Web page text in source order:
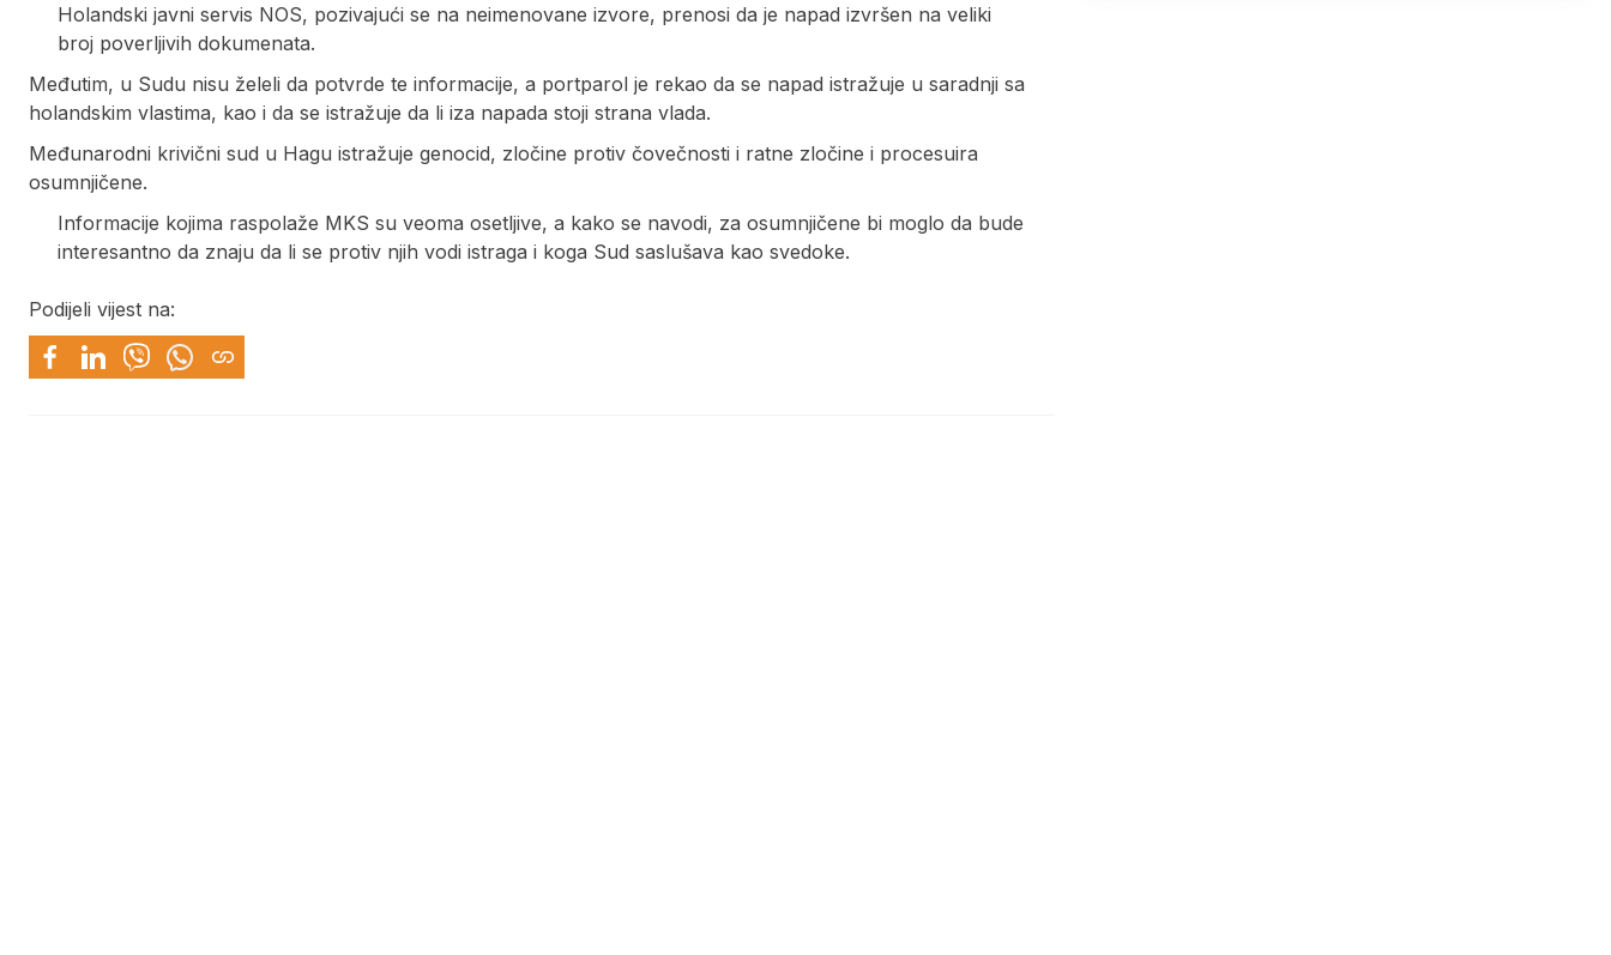
Holandski javni servis NOS, pozivajući se na neimenovane izvore, prenosi da je napad izvršen na veliki
broj poverljivih dokumenata.
Međutim, u Sudu nisu želeli da potvrde te informacije, a portparol je rekao da se napad istražuje u saradnji sa
holandskim vlastima, kao i da se istražuje da li iza napada stoji strana vlada.
Međunarodni krivični sud u Hagu istražuje genocid, zločine protiv čovečnosti i ratne zločine i procesuira
osumnjičene.
Informacije kojima raspolaže MKS su veoma osetljive, a kako se navodi, za osumnjičene bi moglo da bude
interesantno da znaju da li se protiv njih vodi istraga i koga Sud saslušava kao svedoke.
Podijeli vijest na: